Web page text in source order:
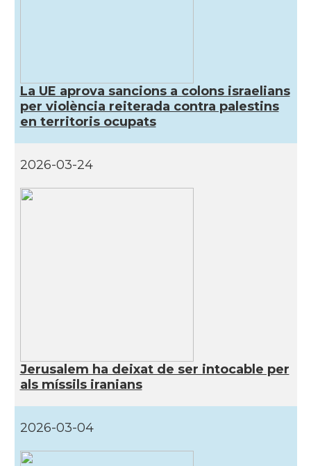
La UE aprova sancions a colons israelians
per violència reiterada contra palestins
en territoris ocupats
2026-03-24
Jerusalem ha deixat de ser intocable per
als míssils iranians
2026-03-04